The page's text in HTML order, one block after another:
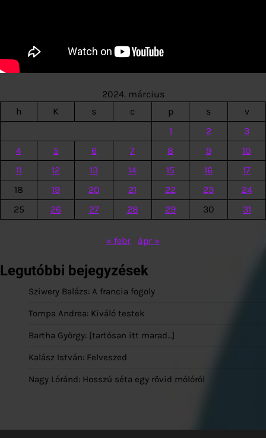
2024. március
h
K s c p s
v
1
2
3
4
5 6 7 8 9
10
11
12 13 14 15 16
17
18
19 20 21 22 23
24
25
26 27 28 29 30 31
« febr ápr »
Legutóbbi bejegyzések
Sziwery Balázs: A francia fogoly
Tompa Andrea: Kiváló testek
Bartha György: [tartósan itt marad…]
Kalász István: Felveszed
Nagy Lóránd: Hosszú séta egy rövid mólóról